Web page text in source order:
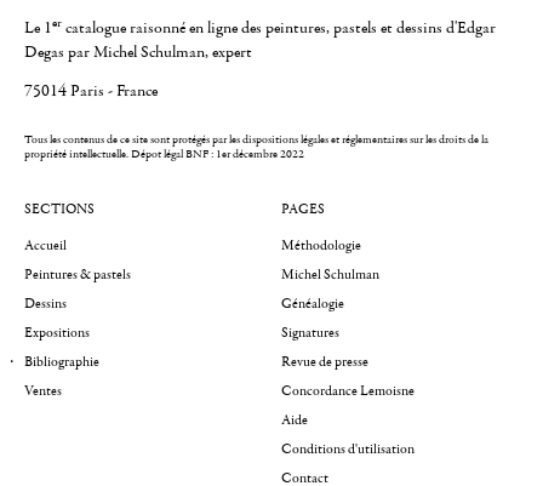
Le 1er catalogue raisonné en ligne des peintures, pastels et dessins d'Edgar
Degas par Michel Schulman, expert
75014 Paris - France
Tous les contenus de ce site sont protégés par les dispositions légales et réglementaires sur les droits de la
propriété intellectuelle.Dépot légal BNF : 1er décembre 2022
SECTIONS
Accueil
Peintures & pastels
Dessins
Expositions
Bibliographie
Ventes
PAGES
Méthodologie
Michel Schulman
Généalogie
Signatures
Revue de presse
Concordance Lemoisne
Aide
Conditions d'utilisation
Contact